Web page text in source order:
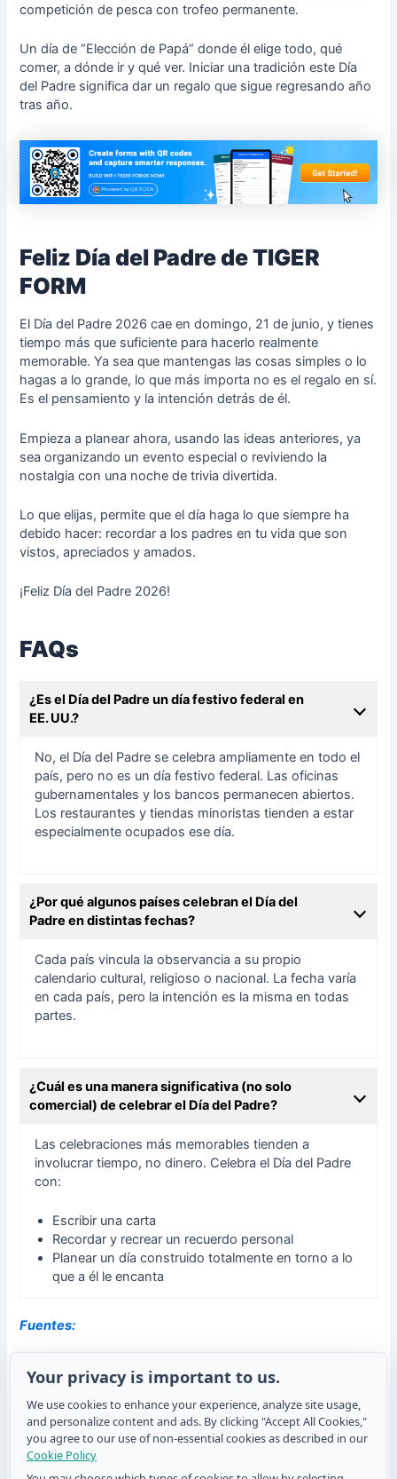
competición de pesca con trofeo permanente.
Un día de “Elección de Papá” donde él elige todo, qué
comer, a dónde ir y qué ver. Iniciar una tradición este Día
del Padre significa dar un regalo que sigue regresando año
tras año.
Feliz Día del Padre de TIGER
FORM
El Día del Padre 2026 cae en domingo, 21 de junio, y tienes
tiempo más que suficiente para hacerlo realmente
memorable. Ya sea que mantengas las cosas simples o lo
hagas a lo grande, lo que más importa no es el regalo en sí.
Es el pensamiento y la intención detrás de él.
Empieza a planear ahora, usando las ideas anteriores, ya
sea organizando un evento especial o reviviendo la
nostalgia con una noche de trivia divertida.
Lo que elijas, permite que el día haga lo que siempre ha
debido hacer: recordar a los padres en tu vida que son
vistos, apreciados y amados.
¡Feliz Día del Padre 2026!
FAQs
¿Es el Día del Padre un día festivo federal en
EE. UU.?
No, el Día del Padre se celebra ampliamente en todo el
país, pero no es un día festivo federal. Las oficinas
gubernamentales y los bancos permanecen abiertos.
Los restaurantes y tiendas minoristas tienden a estar
especialmente ocupados ese día.
¿Por qué algunos países celebran el Día del
Padre en distintas fechas?
Cada país vincula la observancia a su propio
calendario cultural, religioso o nacional. La fecha varía
en cada país, pero la intención es la misma en todas
partes.
¿Cuál es una manera significativa (no solo
comercial) de celebrar el Día del Padre?
Las celebraciones más memorables tienden a
involucrar tiempo, no dinero. Celebra el Día del Padre
con:
Escribir una carta
Recordar y recrear un recuerdo personal
Planear un día construido totalmente en torno a lo
que a él le encanta
Fuentes:
day.html
https://nrf.com/media-center/press-releases/father-s-day-
spending-to-reach-record-24-billion
https://blog.giftbasketsoverseas.com/international-gift-
giving-suggestions/the-origin-of-fathers-day
Your privacy is important to us.
We use cookies to enhance your experience, analyze site usage,
and personalize content and ads. By clicking "Accept All Cookies,"
you agree to our use of non-essential cookies as described in our
Cookie Policy